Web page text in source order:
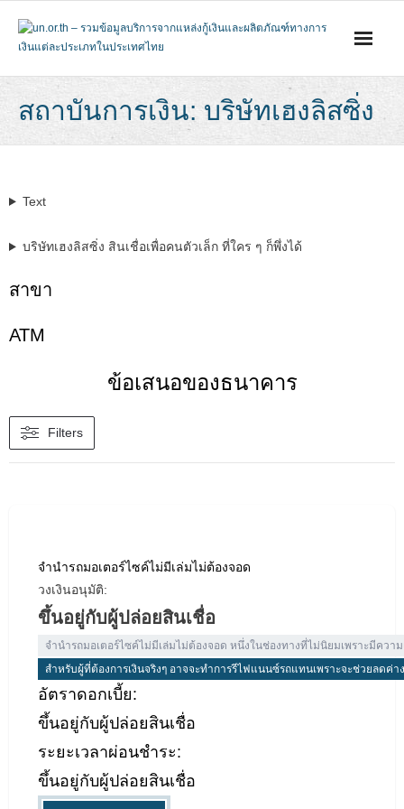
content
สถาบันการเงิน: บริษัทเฮงลิสซิ่ง
Text
บริษัทเฮงลิสซิ่ง สินเชื่อเพื่อคนตัวเล็ก ที่ใคร ๆ ก็พึ่งได้
สาขา
АТМ
ข้อเสนอของธนาคาร
Filters
จํานํารถมอเตอร์ไซค์ไม่มีเล่มไม่ต้องจอด
วงเงินอนุมัติ:
ขึ้นอยู่กับผู้ปล่อยสินเชื่อ
จํานํารถมอเตอร์ไซค์ไม่มีเล่มไม่ต้องจอด หนึ่งในช่องทางที่ไม่นิยมเพราะมีควา
สำหรับผู้ที่ต้องการเงินจริงๆ อาจจะทำการรีไฟแนนซ์รถแทนเพราะจะช่วยลดค่
อัตราดอกเบี้ย:
ขึ้นอยู่กับผู้ปล่อยสินเชื่อ
ระยะเวลาผ่อนชำระ:
ขึ้นอยู่กับผู้ปล่อยสินเชื่อ